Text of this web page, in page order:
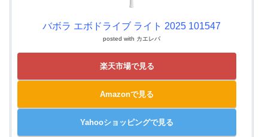
バボラ エボドライブ ライト 2025 101547
posted with カエレバ
楽天市場で見る
Amazonで見る
Yahooショッピングで見る